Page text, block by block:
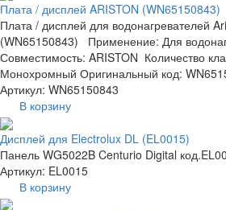
Плата / дисплей ARISTON (WN65150843)
Плата / дисплей для водонагревателей
(WN65150843) Применение: Для
Совместимость: ARISTON Количество
Монохромный Оригинальный код:
Артикул: WN65150843
В корзину
Дисплей для Electrolux DL (EL0015)
Панель WG5022B Centurio Digital
Артикул: EL0015
В корзину